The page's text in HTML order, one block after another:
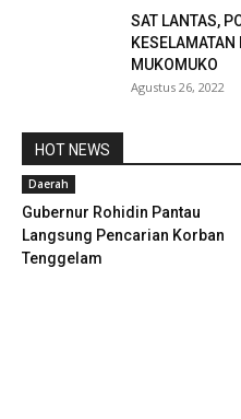
SAT LANTAS,
MUKOMUKO
Agustus 26, 2022
HOT NEWS
Daerah
Gubernur Rohidin Pantau
Langsung Pencarian Korban
Tenggelam